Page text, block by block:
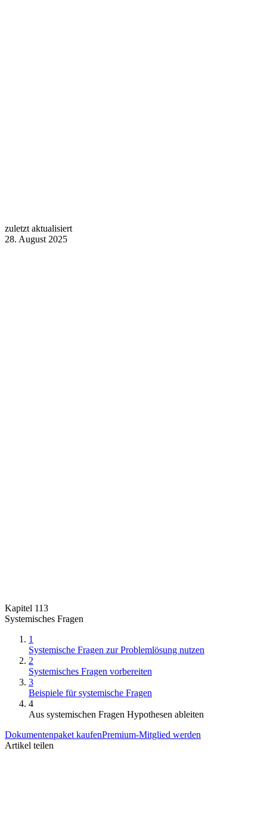
zuletzt aktualisiert
28. August 2025
Kapitel 113
Systemisches Fragen
1
Systemische Fragen zur Problemlösung nutzen
2
Systemisches Fragen vorbereiten
3
Beispiele für systemische Fragen
4
Aus systemischen Fragen Hypothesen ableiten
Dokumentenpaket kaufenPremium-Mitglied werden
Artikel teilen